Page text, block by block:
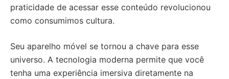
praticidade de acessar esse conteúdo revolucionou
como consumimos cultura.
Seu aparelho móvel se tornou a chave para esse
universo. A tecnologia moderna permite que você
tenha uma experiência imersiva diretamente na